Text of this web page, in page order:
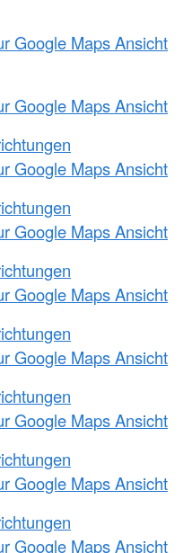
Google Maps Ansicht
Google Maps Ansicht
Google Maps Ansicht
Google Maps Ansicht
Google Maps Ansicht
Google Maps Ansicht
Google Maps Ansicht
Google Maps Ansicht
Google Maps Ansicht